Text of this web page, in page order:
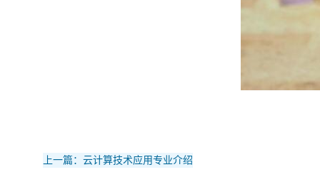
上一篇：云计算技术应用专业介绍